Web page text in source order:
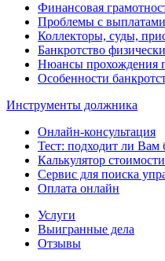
Финансовая
Проблемы с выплатами
Коллекторы, суды,
Банкротство
Нюансы прохождения
Особенности
Инструменты должника
Онлайн-консультация
Тест: подходит ли Вам
Калькулятор
Сервис для поиска
Оплата онлайн
Услуги
Выигранные дела
Отзывы